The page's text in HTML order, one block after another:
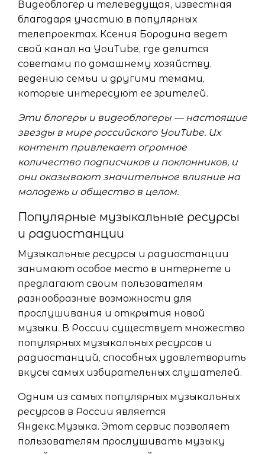
Видеоблогер и телеведущая, известная
благодаря участию в популярных
телепроектах. Ксения Бородина ведет
свой канал на YouTube, где делится
советами по домашнему хозяйству,
ведению семьи и другими темами,
которые интересуют ее зрителей.
Эти блогеры и видеоблогеры — настоящие
звезды в мире российского YouTube. Их
контент привлекает огромное
количество подписчиков и поклонников, и
они оказывают значительное влияние на
молодежь и общество в целом.
Популярные музыкальные ресурсы
и радиостанции
Музыкальные ресурсы и радиостанции
занимают особое место в интернете и
предлагают своим пользователям
разнообразные возможности для
прослушивания и открытия новой
музыки. В России существует множество
популярных музыкальных ресурсов и
радиостанций, способных удовлетворить
вкусы самых избирательных слушателей.
Одним из самых популярных музыкальных
ресурсов в России является
Яндекс.Музыка. Этот сервис позволяет
пользователям прослушивать музыку